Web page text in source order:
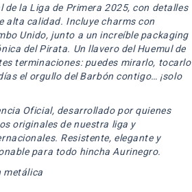
de la Liga de Primera 2025, con detalles
alta calidad. Incluye charms con
Unido, junto a un increíble packaging
del Pirata. Un llavero del Huemul de
terminaciones: puedes mirarlo, tocarlo
el orgullo del Barbón contigo… ¡solo
Oficial, desarrollado por quienes
originales de nuestra liga y
Resistente, elegante y
para todo hincha Aurinegro.
metálica